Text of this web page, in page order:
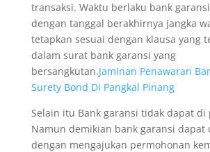
transaksi. Waktu berlaku bank
dengan tanggal berakhirnya jangka
tetapkan sesuai dengan klausa yang
dalam surat bank garansi yang
bersangkutan.Jaminan Penawaran
Surety Bond Di Pangkal Pinang
Selain itu Bank garansi tidak dapat di
Namun demikian bank garansi dapat
dengan mengajukan permohonan